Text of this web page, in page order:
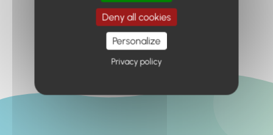
Retour à l'accueil
Deny all cookies
Personalize
Privacy policy